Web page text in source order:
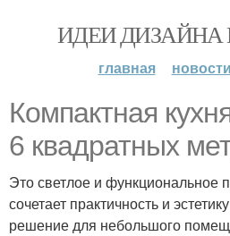
ИДЕИ ДИЗАЙНА
главная новости
Компактная
6 квадратных
Это светлое и функциональное
сочетает практичность и
решение для небольшого